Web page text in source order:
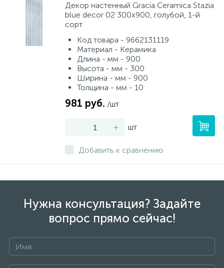
Декор настенный Gracia Ceramica Stazia
blue decor 02 300x900, голубой, 1-й
сорт
Код товара - 9662131119
Материал - Керамика
Длина - мм - 900
Высота - мм - 300
Ширина - мм - 900
Толщина - мм - 10
981 руб. /шт
- + шт
Добавить к сравнению
Нужна консультация? Задайте
вопрос прямо сейчас!